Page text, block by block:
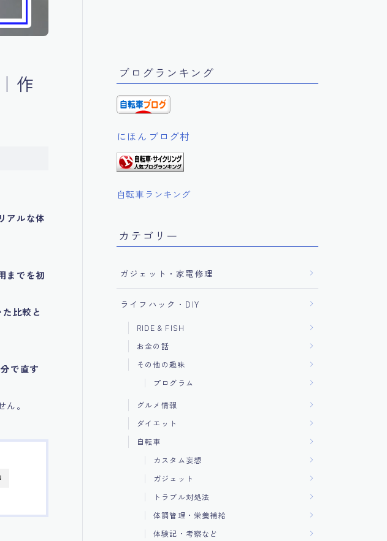
作
アルな体
までを初
比較と
で直す
。
ブログランキング
にほんブログ村
自転車ランキング
カテゴリー
ガジェット・家電修理
ライフハック・DIY
RIDE & FISH
お金の話
その他の趣味
プログラム
グルメ情報
ダイエット
自転車
カスタム妄想
ガジェット
トラブル対処法
体調管理・栄養補給
体験記・考察など